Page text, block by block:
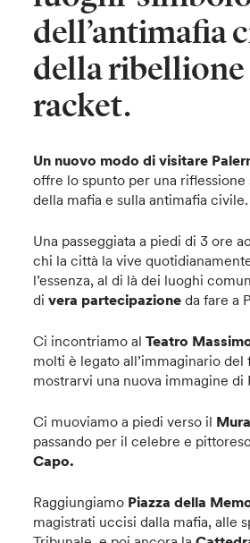
dell’antimafia
della ribellione
racket.
Un nuovo modo di visitare
offre lo spunto per una
della mafia e sulla antimafia civile.
Una passeggiata a piedi di 3 ore
chi la città la vive
l’essenza, al di là dei luoghi
divera partecipazione da fare a
Ci incontriamo alTeatro
molti è legato all’immaginario
mostrarvi una nuova immagine di
Ci muoviamo a piedi verso il
passando per il celebre e
Capo.
Raggiungiamo Piazza della
magistrati uccisi dalla mafia, alle